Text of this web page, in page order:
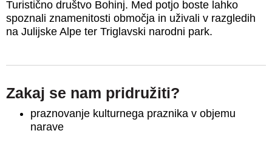
Turistično društvo Bohinj. Med potjo boste lahko
spoznali znamenitosti območja in uživali v razgledih
na Julijske Alpe ter Triglavski narodni park.
Zakaj se nam pridružiti?
praznovanje kulturnega praznika v objemu
narave